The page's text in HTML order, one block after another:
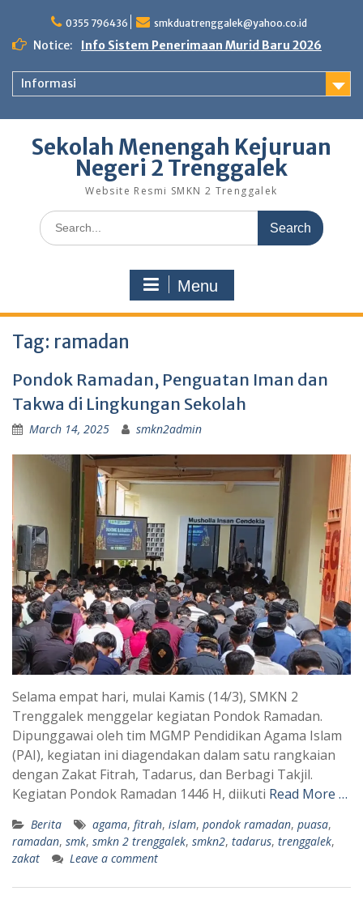
content
0355 796436 smkduatrenggalek@yahoo.co.id
Notice: Info Sistem Penerimaan Murid Baru 2026
Informasi
Sekolah Menengah Kejuruan
Negeri 2 Trenggalek
Website Resmi SMKN 2 Trenggalek
Search
for:
Menu
Tag: ramadan
Pondok Ramadan, Penguatan Iman dan
Takwa di Lingkungan Sekolah
March 14, 2025 smkn2admin
Selama empat hari, mulai Kamis (14/3), SMKN 2
Trenggalek menggelar kegiatan Pondok Ramadan.
Dipunggawai oleh tim MGMP Pendidikan Agama Islam
(PAI), kegiatan ini diagendakan dalam satu rangkaian
dengan Zakat Fitrah, Tadarus, dan Berbagi Takjil.
Kegiatan Pondok Ramadan 1446 H, diikuti Read More …
Berita agama, fitrah, islam, pondok ramadan, puasa,
ramadan, smk, smkn 2 trenggalek, smkn2, tadarus, trenggalek,
zakat
Leave a comment